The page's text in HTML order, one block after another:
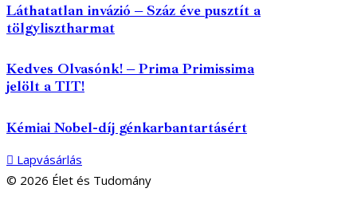
Láthatatlan invázió – Száz éve pusztít a
tölgylisztharmat
Kedves Olvasónk! – Prima Primissima
jelölt a TIT!
Kémiai Nobel-díj génkarbantartásért
Lapvásárlás
© 2026 Élet és Tudomány